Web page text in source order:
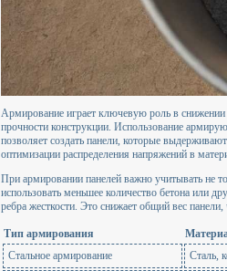
Армирование играет ключевую роль в
прочности конструкции. Использование
позволяет создать панели, которые
оптимизации распределения напряжений в
При армировании панелей важно учитывать не
использовать меньшее количество бетона или
ребра жесткости. Это снижает общий вес
Тип армирования
Стальное армирование
Сталь,